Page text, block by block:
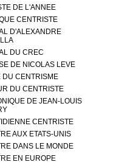
DE L'ANNEE
CENTRISTE
D'ALEXANDRE
DU CREC
DE NICOLAS LEVE
DU CENTRISME
DU CENTRISTE
DE JEAN-LOUIS
CENTRISTE
AUX ETATS-UNIS
DANS LE MONDE
EN EUROPE